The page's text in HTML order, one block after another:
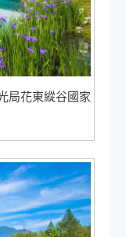
局花東縱谷國家